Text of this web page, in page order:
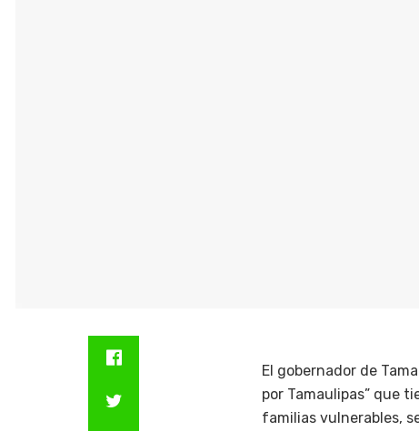
El gobernador de
por Tamaulipas” que
familias vulnerables,